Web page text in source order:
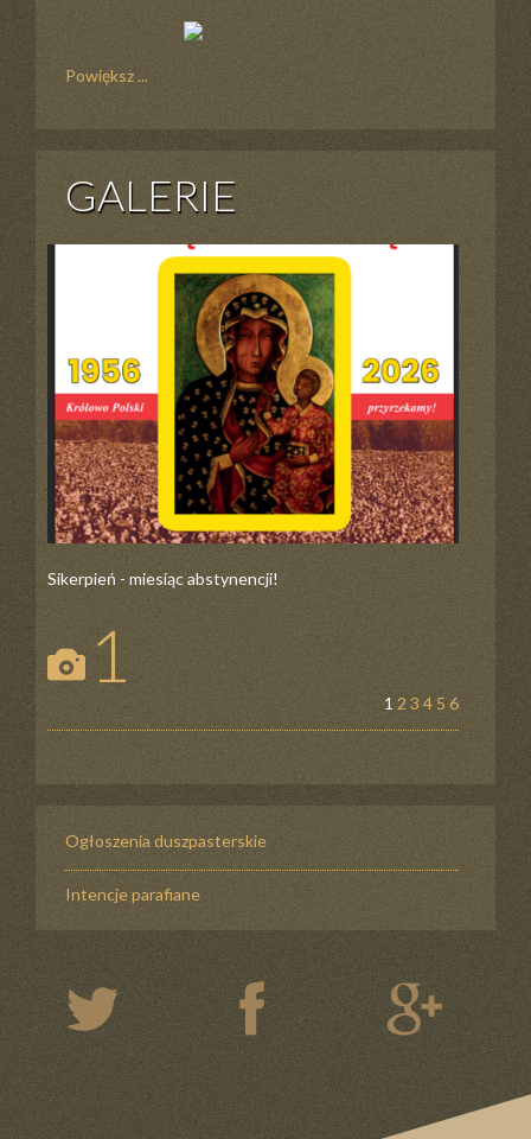
Powiększ ...
GALERIE
Sikerpień - miesiąc abstynencji!
1
1 2 3 4 5 6
Ogłoszenia duszpasterskie
Intencje parafiane